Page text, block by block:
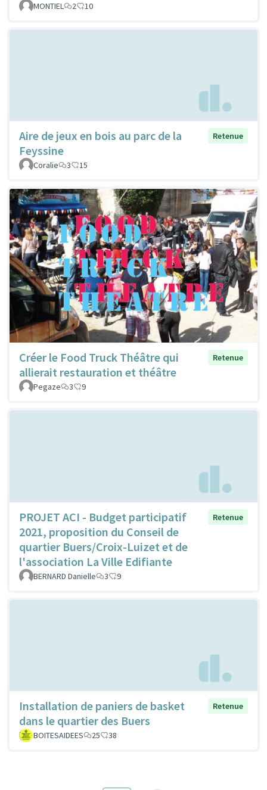
MONTIEL 2 10
Aire de jeux en bois au parc de la
Feyssine
Retenue
Coralie 3 15
Créer le Food Truck Théâtre qui
allierait restauration et théâtre
Retenue
Pegaze 3 9
PROJET ACI - Budget participatif
2021, proposition du Conseil de
quartier Buers/Croix-Luizet et de
l'association La Ville Edifiante
Retenue
BERNARD Danielle 3 9
Installation de paniers de basket
dans le quartier des Buers
Retenue
BOITESAIDEES 25 38